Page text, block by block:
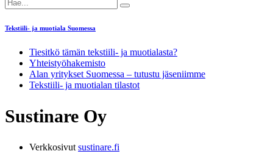
Tekstiili- ja muotiala Suomessa
Tiesitkö tämän tekstiili- ja muotialasta?
Yhteistyö­hakemisto
Alan yritykset Suomessa – tutustu jäseniimme
Tekstiili- ja muotialan tilastot
Sustinare Oy
Verkkosivut sustinare.fi